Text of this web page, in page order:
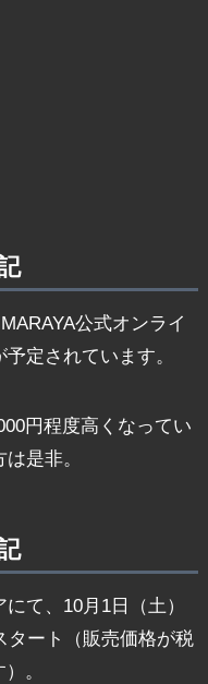
公式オンライ
定されています。
円程度高くなってい
是非。
て、10月1日（土）
タート（販売価格が税
。